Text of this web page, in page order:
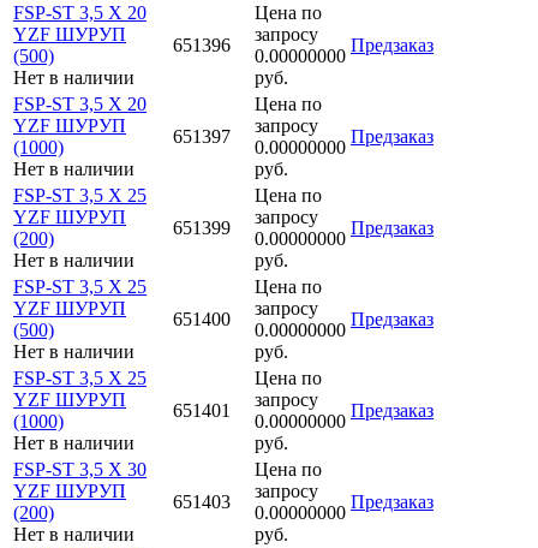
FSP-ST 3,5 X 20
YZF ШУРУП
(500)
Нет в наличии
651396
Цена по
запросу
0.00000000
руб.
Предзаказ
FSP-ST 3,5 X 20
YZF ШУРУП
(1000)
Нет в наличии
651397
Цена по
запросу
0.00000000
руб.
Предзаказ
FSP-ST 3,5 X 25
YZF ШУРУП
(200)
Нет в наличии
651399
Цена по
запросу
0.00000000
руб.
Предзаказ
FSP-ST 3,5 X 25
YZF ШУРУП
(500)
Нет в наличии
651400
Цена по
запросу
0.00000000
руб.
Предзаказ
FSP-ST 3,5 X 25
YZF ШУРУП
(1000)
Нет в наличии
651401
Цена по
запросу
0.00000000
руб.
Предзаказ
FSP-ST 3,5 X 30
YZF ШУРУП
(200)
Нет в наличии
651403
Цена по
запросу
0.00000000
руб.
Предзаказ